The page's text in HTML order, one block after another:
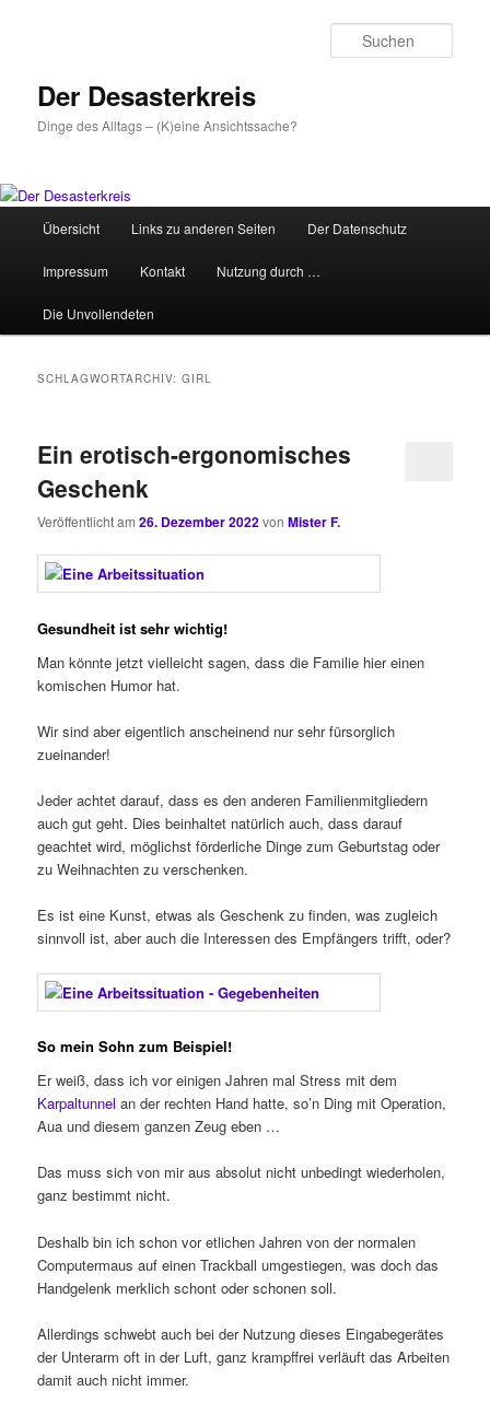
Der Desasterkreis
Dinge des Alltags – (K)eine Ansichtssache?
HauptmenüÜbersicht Links zu anderen Seiten Der Datenschutz
Impressum Kontakt Nutzung durch …
Die Unvollendeten
SCHLAGWORTARCHIV:GIRL
Ein erotisch-ergonomisches
Geschenk
Veröffentlicht am26. Dezember 2022vonMister F.
Gesundheit ist sehr wichtig!
Man könnte jetzt vielleicht sagen, dass die Familie hier einen
komischen Humor hat.
Wir sind aber eigentlich anscheinend nur sehr fürsorglich
zueinander!
Jeder achtet darauf, dass es den anderen Familienmitgliedern
auch gut geht. Dies beinhaltet natürlich auch, dass darauf
geachtet wird, möglichst förderliche Dinge zum Geburtstag oder
zu Weihnachten zu verschenken.
Es ist eine Kunst, etwas als Geschenk zu finden, was zugleich
sinnvoll ist, aber auch die Interessen des Empfängers trifft, oder?
So mein Sohn zum Beispiel!
Er weiß, dass ich vor einigen Jahren mal Stress mit dem
Karpaltunnel an der rechten Hand hatte, so’n Ding mit Operation,
Aua und diesem ganzen Zeug eben …
Das muss sich von mir aus absolut nicht unbedingt wiederholen,
ganz bestimmt nicht.
Deshalb bin ich schon vor etlichen Jahren von der normalen
Computermaus auf einen Trackball umgestiegen, was doch das
Handgelenk merklich schont oder schonen soll.
Allerdings schwebt auch bei der Nutzung dieses Eingabegerätes
der Unterarm oft in der Luft, ganz krampffrei verläuft das Arbeiten
damit auch nicht immer.